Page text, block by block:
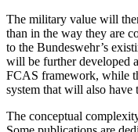
The military value will
than in the way they are
to the Bundeswehr’s
will be further developed
FCAS framework, while
system that will also have
The conceptual